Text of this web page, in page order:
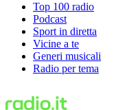
Top 100 radio
Podcast
Sport in diretta
Vicine a te
Generi musicali
Radio per tema